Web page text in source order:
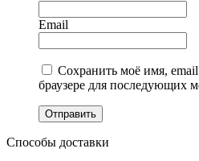
Email
Сохранить моё имя,
браузере для последующих
Отправить
Способы доставки